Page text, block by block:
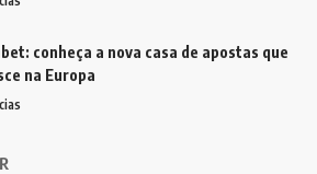
conheça a nova casa de apostas que
na Europa